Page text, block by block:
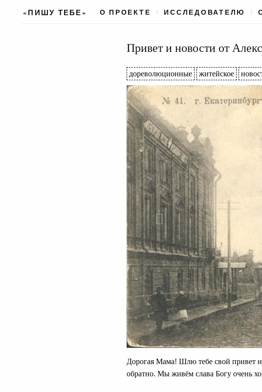
«ПИШУ ТЕБЕ» О ПРОЕКТЕ ИССЛЕДОВАТЕЛЮ
Привет и новости от
дореволюционные житейское
Дорогая Мама! Шлю тебе свой привет
обратно. Мы живём слава Богу очень